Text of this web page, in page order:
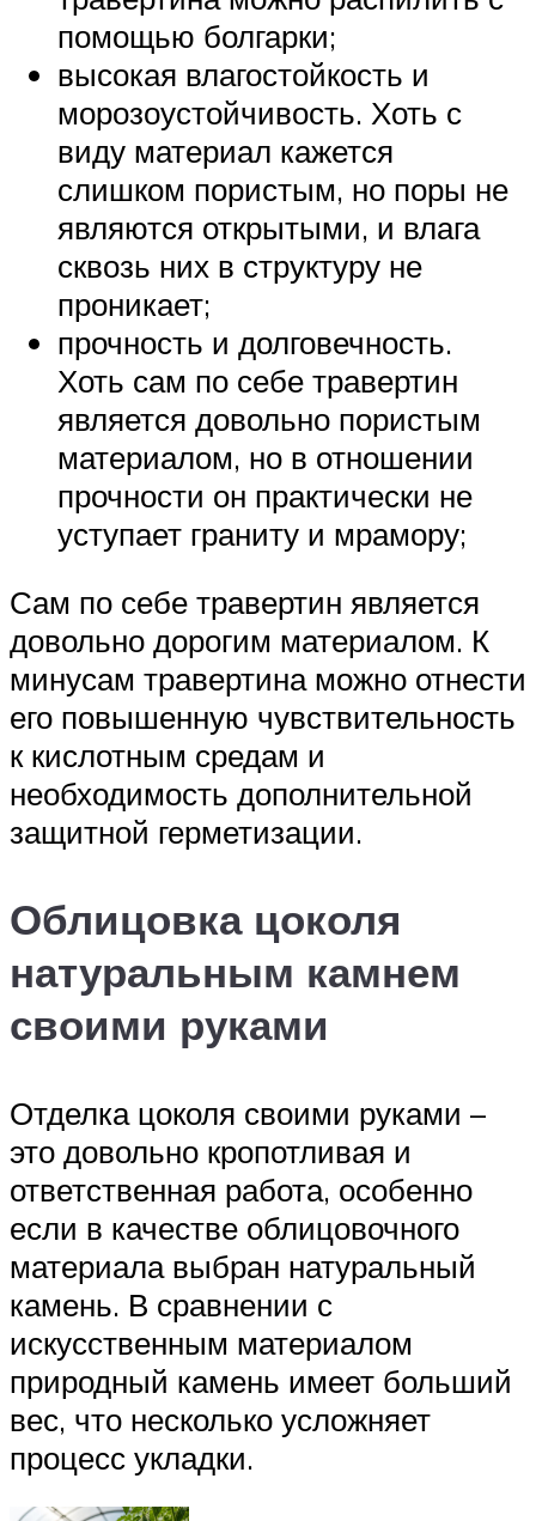
помощью болгарки;
высокая влагостойкость и
морозоустойчивость. Хоть с
виду материал кажется
слишком пористым, но поры не
являются открытыми, и влага
сквозь них в структуру не
проникает;
прочность и долговечность.
Хоть сам по себе травертин
является довольно пористым
материалом, но в отношении
прочности он практически не
уступает граниту и мрамору;
Сам по себе травертин является
довольно дорогим материалом. К
минусам травертина можно отнести
его повышенную чувствительность
к кислотным средам и
необходимость дополнительной
защитной герметизации.
Облицовка цоколя
натуральным камнем
своими руками
Отделка цоколя своими руками –
это довольно кропотливая и
ответственная работа, особенно
если в качестве облицовочного
материала выбран натуральный
камень. В сравнении с
искусственным материалом
природный камень имеет больший
вес, что несколько усложняет
процесс укладки.